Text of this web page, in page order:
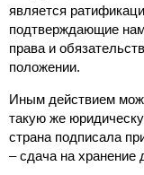
является
подтверждающие
права и
положении.
Иным действием
такую же
страна подписала
– сдача на хранение